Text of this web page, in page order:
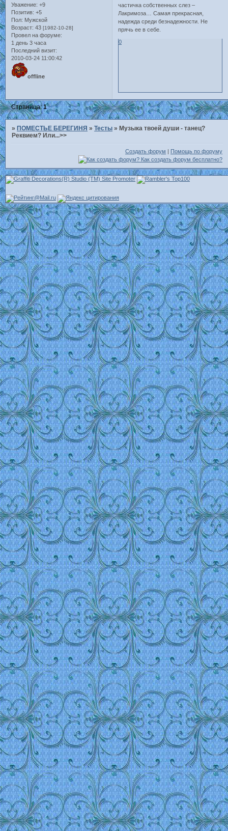
Уважение: +9
Позитив: +5
Пол: Мужской
Возраст: 43 [1982-10-28]
Провел на форуме:
1 день 3 часа
Последний визит:
2010-03-24 11:00:42
offline
частичка собственных слез –
Лакримоза… Самая прекрасная,
надежда среди безнадежности. Не
прячь ее в себе.
0
Страница:1
» ПОМЕСТЬЕ БЕРЕГИНЯ »Тесты » Музыка твоей души - танец?
Реквием? Или...>>
Создать форум Помощь по форуму